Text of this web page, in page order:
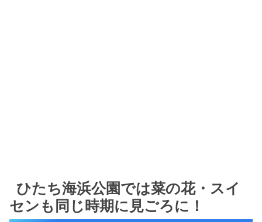
ひたち海浜公園では菜の花・スイ
センも同じ時期に見ごろに！